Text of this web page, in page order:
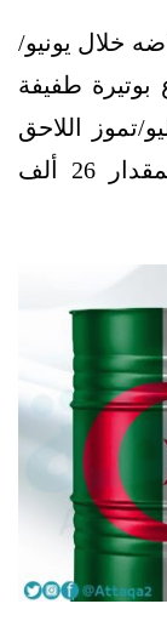
خلال يونيو/
بوتيرة طفيفة
تموز اللاحق
له، ثم تراجع خلال أغسطس/آب بمقدار 26 ألف